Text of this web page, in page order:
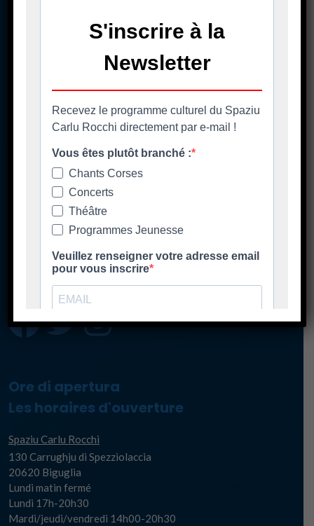
A casa cumuna
La mairie
Casa Cumuna
181 Strada di u Lancone
Piazza di l'Albore
20620 Biguglia
Pè chjama ci - Contact
04 95 58 98 58
Tenite vi à capu - Restez au courant
Ore di apertura
Les horaires d'ouverture
Spaziu Carlu Rocchi
130 Carrughju di Spezziolaccia
20620 Biguglia
Lundi matin fermé
Lundi 17h-20h30
Mardi/jeudi/vendredi 14h00-20h30